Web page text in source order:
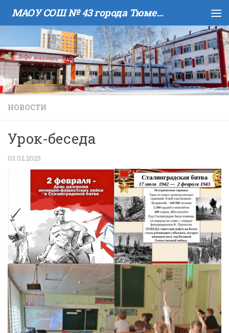
Skip to content МАОУ COШ № 43 города Тюмени имени В.И. Муравленко
НОВОСТИ
Урок-беседа
03.02.2025